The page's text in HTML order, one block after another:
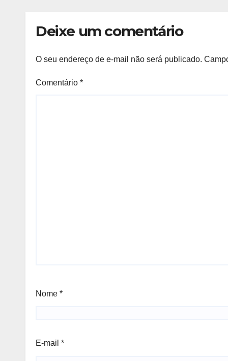
Deixe um comentário
O seu endereço de e-mail não será publicado.
Comentário *
Nome *
E-mail *